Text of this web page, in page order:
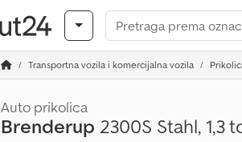
Transportna vozila i komercijalna vozila
Auto prikolica
Brenderup 2300S Stahl, 1,3